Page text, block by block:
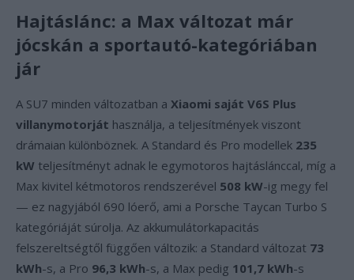
Hajtáslánc: a Max változat már
jócskán a sportautó-kategóriában
jár
A SU7 minden változatban a Xiaomi saját V6S Plus
villanymotorját használja, a teljesítmények viszont
drámaian különböznek. A Standard és Pro modellek 235
kW teljesítményt adnak le egymotoros hajtáslánccal, míg a
Max kivitel kétmotoros rendszerével 508 kW-ig megy fel
— ez nagyjából 690 lóerő, ami a Porsche Taycan Turbo S
kategóriáját súrolja. Az akkumulátorkapacitás
felszereltségtől függően változik: a Standard változat 73
kWh-s, a Pro 96,3 kWh-s, a Max pedig 101,7 kWh-s